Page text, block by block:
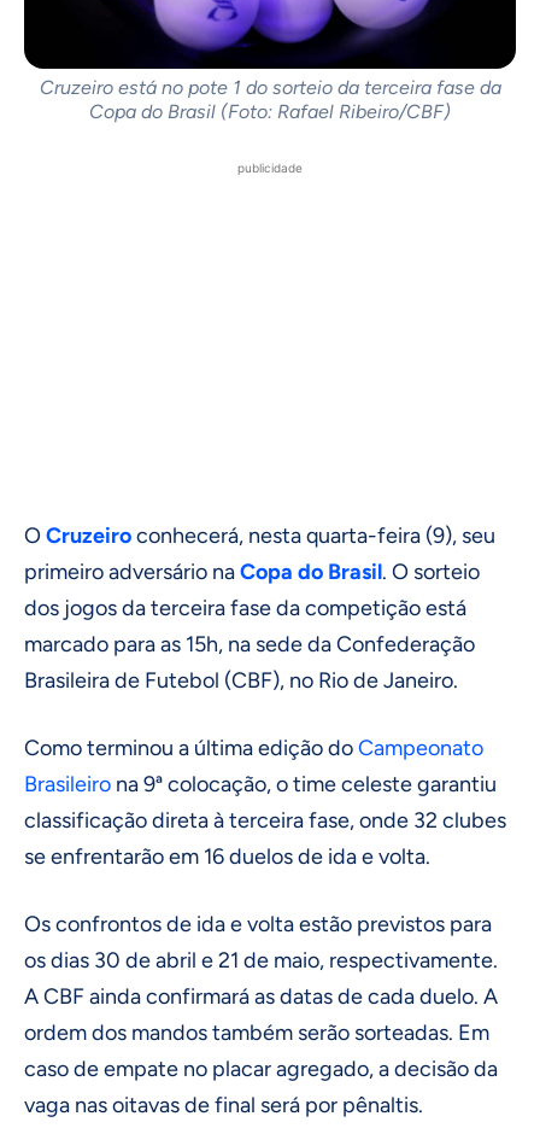
Cruzeiro está no pote 1 do sorteio da terceira fase da
Copa do Brasil (Foto: Rafael Ribeiro/CBF)
publicidade
OCruzeiroconhecerá, nesta quarta-feira (9), seu
primeiro adversário naCopa do Brasil. O sorteio
dos jogos da terceira fase da competição está
marcado para as 15h, na sede da Confederação
Brasileira de Futebol (CBF), no Rio de Janeiro.
Como terminou a última edição doCampeonato
Brasileiro na 9ª colocação, o time celeste garantiu
classificação direta à terceira fase, onde 32 clubes
se enfrentarão em 16 duelos de ida e volta.
Os confrontos de ida e volta estão previstos para
os dias 30 de abril e 21 de maio, respectivamente.
A CBF ainda confirmará as datas de cada duelo. A
ordem dos mandos também serão sorteadas. Em
caso de empate no placar agregado, a decisão da
vaga nas oitavas de final será por pênaltis.